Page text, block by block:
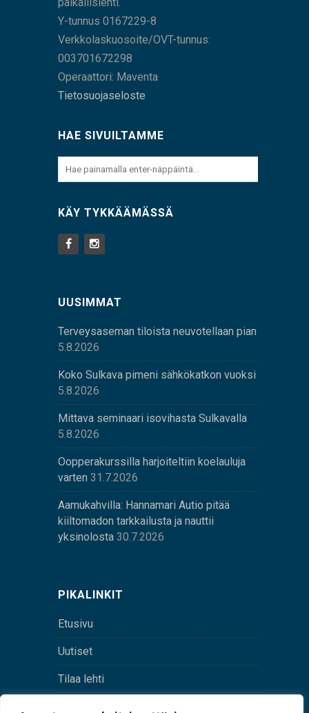
paikallislehti.
Y-tunnus 0167229-8
Verkkolaskuosoite/OVT-tunnus:
003701672298
Operaattori: Maventa
Tietosuojaseloste
HAE SIVUILTAMME
KÄY TYKKÄÄMÄSSÄ
UUSIMMAT
Terveysaseman tiloista neuvotellaan pian
5.8.2026
Koko Sulkava pimeni sähkökatkon vuoksi
5.8.2026
Mittava seminaari isovihasta Sulkavalla
5.8.2026
Oopperakurssilla harjoiteltiin koelauluja
varten 31.7.2026
Aamukahvilla: Hannamari Autio pitää
kiiltomadon tarkkailusta ja nauttii
yksinolosta 30.7.2026
PIKALINKIT
Etusivu
Uutiset
Tilaa lehti